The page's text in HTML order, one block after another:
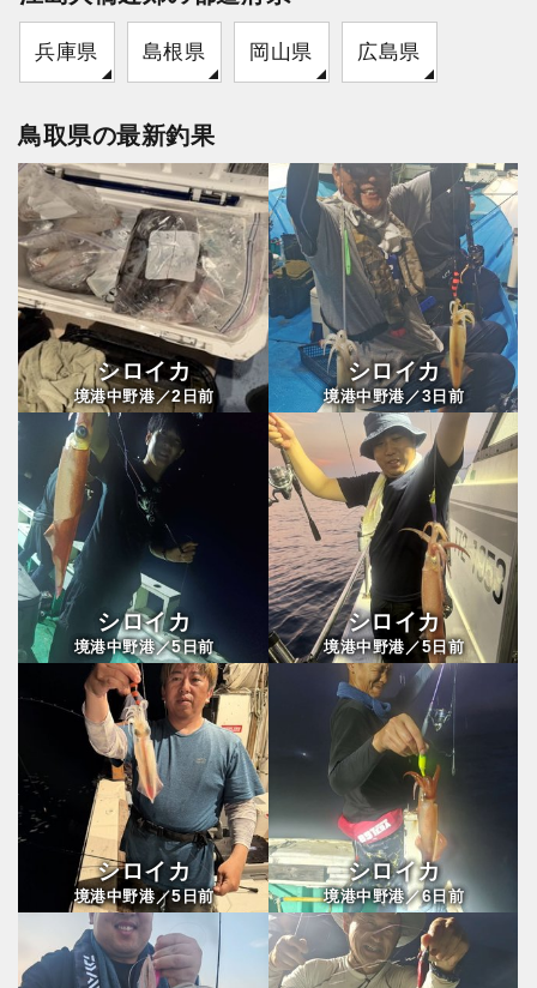
兵庫県 島根県 岡山県 広島県
鳥取県の最新釣果
シロイカ
境港中野港／2日前
シロイカ
境港中野港／3 日前
シロイカ
境港中野港／5日前
シロイカ
境港中野港／5日前
シロイカ
境港中野港／5 日前
シロイカ
境港中野港／6日前